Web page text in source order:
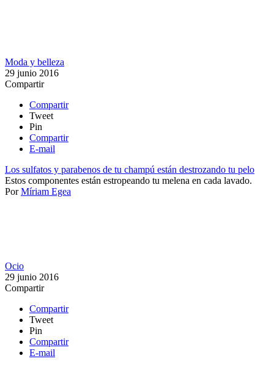
Moda y belleza
29 junio 2016
Compartir
Compartir
Tweet
Pin
Compartir
E-mail
Los sulfatos y parabenos de tu champú están destrozando tu pelo
​Estos componentes están estropeando tu melena en cada lavado. ​
PorMíriam Egea
Ocio
29 junio 2016
Compartir
Compartir
Tweet
Pin
Compartir
E-mail